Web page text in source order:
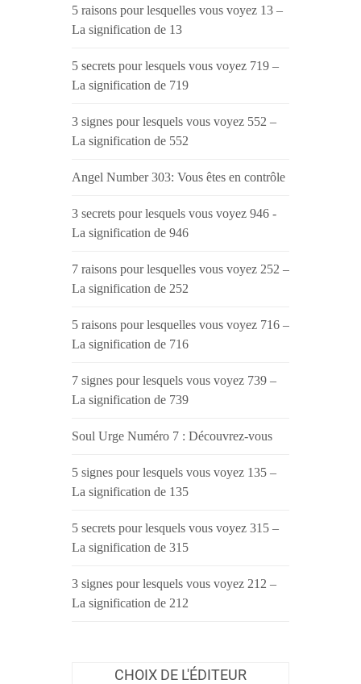
5 raisons pour lesquelles vous voyez 13 –
La signification de 13
5 secrets pour lesquels vous voyez 719 –
La signification de 719
3 signes pour lesquels vous voyez 552 –
La signification de 552
Angel Number 303: Vous êtes en contrôle
3 secrets pour lesquels vous voyez 946 -
La signification de 946
7 raisons pour lesquelles vous voyez 252 –
La signification de 252
5 raisons pour lesquelles vous voyez 716 –
La signification de 716
7 signes pour lesquels vous voyez 739 –
La signification de 739
Soul Urge Numéro 7 : Découvrez-vous
5 signes pour lesquels vous voyez 135 –
La signification de 135
5 secrets pour lesquels vous voyez 315 –
La signification de 315
3 signes pour lesquels vous voyez 212 –
La signification de 212
CHOIX DE L'ÉDITEUR